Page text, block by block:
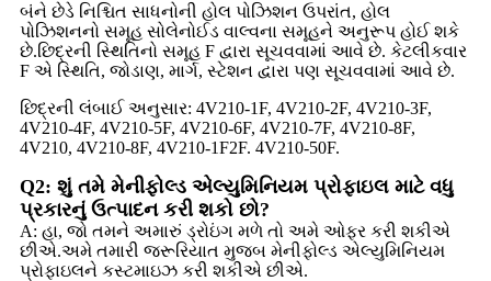
બંને છેડે નિશ્ચિત સાધનોની હોલ પોઝિશન ઉપરાંત, હોલ
પોઝિશનનો સમૂહ સોલેનોઈડ વાલ્વના સમૂહને અનુરૂપ હોઈ શકે
છે.છિદ્રની સ્થિતિનો સમૂહ F દ્વારા સૂચવવામાં આવે છે. કેટલીકવાર
F એ સ્થિતિ, જોડાણ, માર્ગ, સ્ટેશન દ્વારા પણ સૂચવવામાં આવે છે.
છિદ્રની લંબાઈ અનુસાર: 4V210-1F, 4V210-2F, 4V210-3F,
4V210-4F, 4V210-5F, 4V210-6F, 4V210-7F, 4V210-8F,
4V210, 4V210-8F, 4V210-1F2F. 4V210-50F.
Q2: શું તમે મેનીફોલ્ડ એલ્યુમિનિયમ પ્રોફાઇલ માટે વધુ
પ્રકારનું ઉત્પાદન કરી શકો છો?
A: હા, જો તમને અમારું ડ્રોઇંગ મળે તો અમે ઓફર કરી શકીએ
છીએ.અમે તમારી જરૂરિયાત મુજબ મેનીફોલ્ડ એલ્યુમિનિયમ
પ્રોફાઇલને કસ્ટમાઇઝ કરી શકીએ છીએ.